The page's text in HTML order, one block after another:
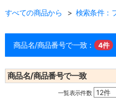
すべての商品から 検索条件：
商品名/商品番号で一致： 4件
商品名/商品番号で一致
一覧表示件数